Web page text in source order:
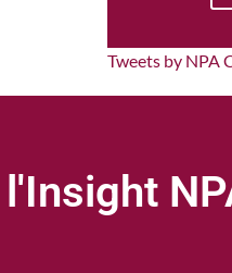
Tweets by NPA